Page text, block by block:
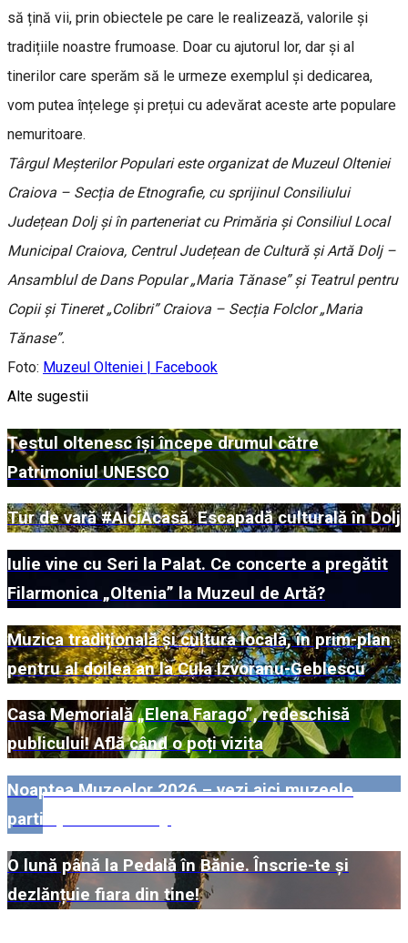
să țină vii, prin obiectele pe care le realizează, valorile și
tradițiile noastre frumoase. Doar cu ajutorul lor, dar și al
tinerilor care sperăm să le urmeze exemplul și dedicarea,
vom putea înțelege și prețui cu adevărat aceste arte populare
nemuritoare.
Târgul Meșterilor Populari este organizat de Muzeul Olteniei
Craiova – Secția de Etnografie, cu sprijinul Consiliului
Județean Dolj și în parteneriat cu Primăria și Consiliul Local
Municipal Craiova, Centrul Județean de Cultură și Artă Dolj –
Ansamblul de Dans Popular „Maria Tănase” și Teatrul pentru
Copii și Tineret „Colibri” Craiova – Secția Folclor „Maria
Tănase”.
Foto: Muzeul Olteniei | Facebook
Alte sugestii
Țestul oltenesc își începe drumul către
Patrimoniul UNESCO
Tur de vară #AiciAcasă. Escapadă culturală în Dolj
Iulie vine cu Seri la Palat. Ce concerte a pregătit
Filarmonica „Oltenia” la Muzeul de Artă?
Muzica tradițională și cultura locală, în prim-plan
pentru al doilea an la Cula Izvoranu-Geblescu
Casa Memorială „Elena Farago”, redeschisă
publicului! Află când o poți vizita
Noaptea Muzeelor 2026 – vezi aici muzeele
participante din Dolj!
O lună până la Pedală în Bănie. Înscrie-te și
dezlănțuie fiara din tine!